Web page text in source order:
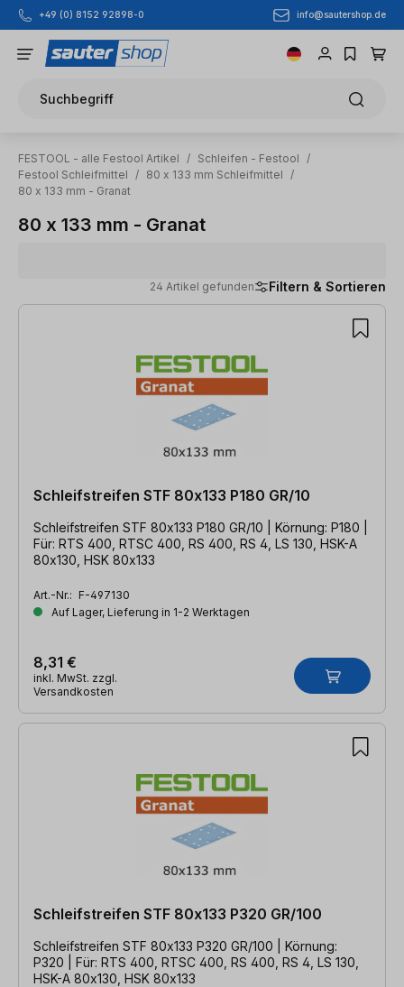
Zum Hauptinhalt springen
+49 (0) 8152 92898-0 info@sautershop.de
Suchbegriff
FESTOOL - alle Festool Artikel / Schleifen - Festool
/
Festool Schleifmittel
/ 80 x 133 mm Schleifmittel
/
80 x 133 mm - Granat
80 x 133 mm - Granat
24 Artikel gefunden Filtern & Sortieren
24 Artikel gefunden
Schleifstreifen STF 80x133 P180 GR/10
Schleifstreifen STF 80x133 P180 GR/10 | Körnung: P180 |
Für: RTS 400, RTSC 400, RS 400, RS 4, LS 130, HSK-A
80x130, HSK 80x133
Art.-Nr.: F-497130
Auf Lager, Lieferung in 1-2 Werktagen
8,31 €
inkl. MwSt. zzgl.
Versandkosten
Schleifstreifen STF 80x133 P320 GR/100
Schleifstreifen STF 80x133 P320 GR/100 | Körnung:
P320 | Für: RTS 400, RTSC 400, RS 400, RS 4, LS 130,
HSK-A 80x130, HSK 80x133